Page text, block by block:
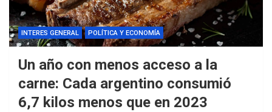
INTERES GENERAL POLÍTICA Y ECONOMÍA
Un año con menos acceso a la
carne: Cada argentino consumió
6,7 kilos menos que en 2023